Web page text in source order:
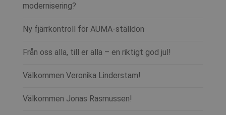
modernisering?
Ny fjärrkontroll för AUMA-ställdon
Från oss alla, till er alla – en riktigt god jul!
Välkommen Veronika Linderstam!
Välkommen Jonas Rasmussen!